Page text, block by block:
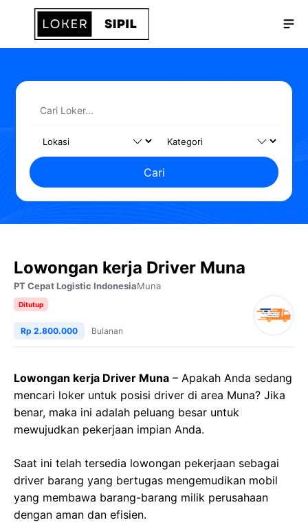
Langsung
Cari
Lowongan kerja Driver Muna
PT Cepat Logistic IndonesiaMuna
Ditutup
Rp 2.800.000 Bulanan
Lowongan kerja Driver Muna – Apakah Anda sedang
mencari loker untuk posisi driver di area Muna? Jika
benar, maka ini adalah peluang besar untuk
mewujudkan pekerjaan impian Anda.
Saat ini telah tersedia lowongan pekerjaan sebagai
driver barang yang bertugas mengemudikan mobil
yang membawa barang-barang milik perusahaan
dengan aman dan efisien.